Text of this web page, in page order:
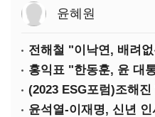
윤혜원
윤석열-이재명, 신년